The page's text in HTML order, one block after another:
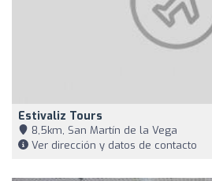
Estivaliz Tours
8,5km, San Martín de la Vega
Ver dirección y datos de contacto